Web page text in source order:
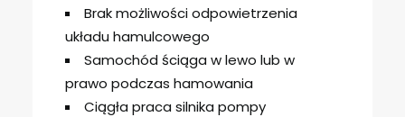
Brak możliwości odpowietrzenia
układu hamulcowego
Samochód ściąga w lewo lub w
prawo podczas hamowania
Ciągła praca silnika pompy